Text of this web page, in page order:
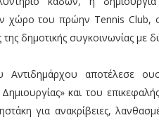
χώρο του πρώην Tennis Club,
της δημοτικής συγκοινωνίας
αποτέλεσε
και του
για ανακρίβειες,